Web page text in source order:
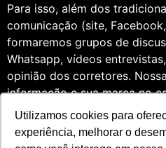
Utilizamos cookies para
experiência, melhorar o
Para isso, além dos
comunicação (site,
formaremos grupos de
Whatsapp, vídeos
opinião dos corretores.
informação e sua marca no
Somos profissionais
Jornalismo e Relações